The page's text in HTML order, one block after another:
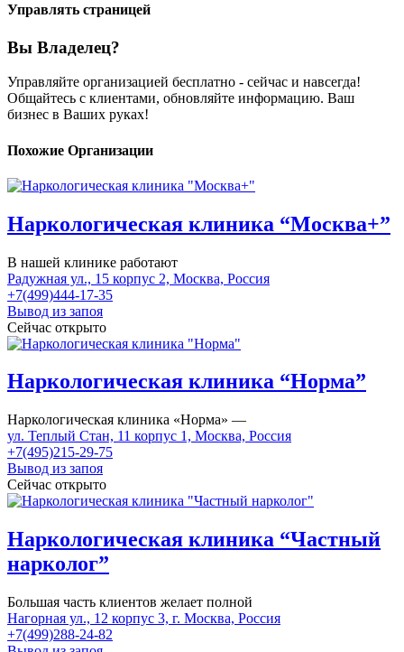
Управлять страницей
Вы Владелец?
Управляйте организацией бесплатно - сейчас и навсегда!
Общайтесь с клиентами, обновляйте информацию. Ваш
бизнес в Ваших руках!
Похожие Организации
Наркологическая клиника “Москва+”
В нашей клинике работают
Радужная ул., 15 корпус 2, Москва, Россия
+7(499)444-17-35
Вывод из запоя
Сейчас открыто
Наркологическая клиника “Норма”
Наркологическая клиника «Норма» —
ул. Теплый Стан, 11 корпус 1, Москва, Россия
+7(495)215-29-75
Вывод из запоя
Сейчас открыто
Наркологическая клиника “Частный
нарколог”
Большая часть клиентов желает полной
Нагорная ул., 12 корпус 3, г. Москва, Россия
+7(499)288-24-82